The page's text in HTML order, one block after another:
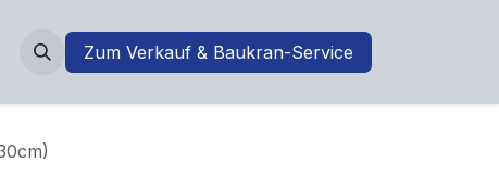
Zum Verkauf & Baukran-Service